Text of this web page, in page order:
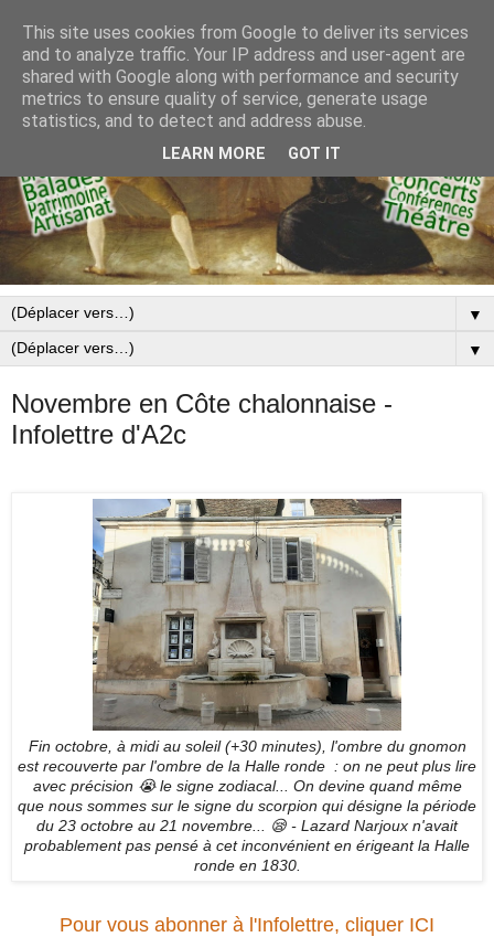
▼
▼
Novembre en Côte chalonnaise -
Infolettre d'A2c
Fin octobre, à midi au soleil (+30 minutes), l'ombre du gnomon
est recouverte par l'ombre de la Halle ronde : on ne peut plus lire
avec précision 😭 le signe zodiacal... On devine quand même
que nous sommes sur le signe du scorpion qui désigne la période
du 23 octobre au 21 novembre... 😪 - Lazard Narjoux n'avait
probablement pas pensé à cet inconvénient en érigeant la Halle
ronde en 1830.
Pour vous abonner à l'Infolettre, cliquer ICI
This site uses cookies from Google to deliver its services
and to analyze traffic. Your IP address and user-agent are
shared with Google along with performance and security
metrics to ensure quality of service, generate usage
statistics, and to detect and address abuse.
LEARN MORE GOT IT